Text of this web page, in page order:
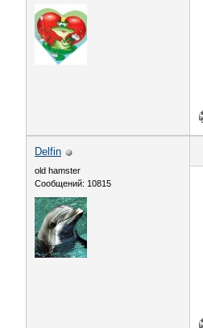
Delfin
old hamster
Сообщений: 10815